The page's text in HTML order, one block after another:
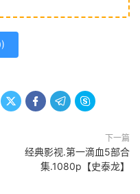
)
   
下一篇
经典影视.第一滴血5部合
集.1080p【史泰龙】